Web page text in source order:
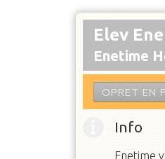
Elev
Enetime
Info
Enetime